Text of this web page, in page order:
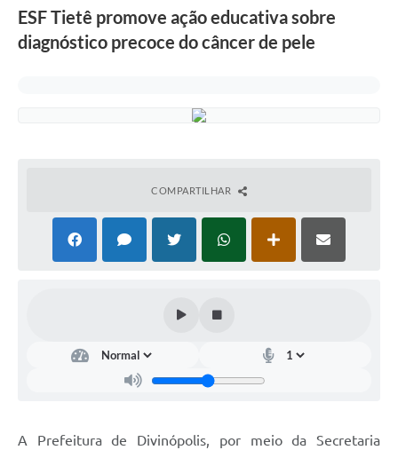
ESF Tietê promove ação educativa sobre
diagnóstico precoce do câncer de pele
COMPARTILHAR
A Prefeitura de Divinópolis, por meio da Secretaria